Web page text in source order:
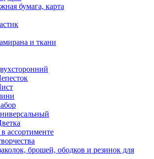
бумага, карта
и ткани
ассортименте
брошей, ободков и резинок для